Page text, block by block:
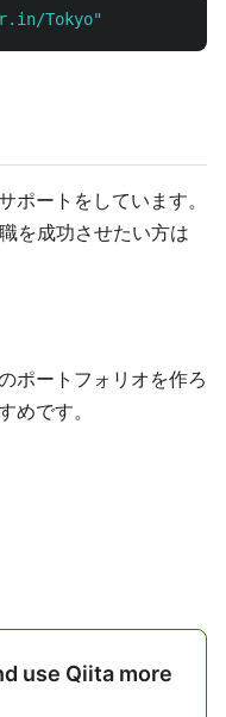
Tokyo"
ポートをしています。
を成功させたい方は
ポートフォリオを作ろ
めです。
use Qiita more